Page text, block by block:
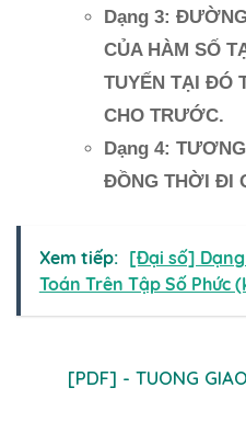
Dạng 3:
CỦA HÀM SỐ
TUYẾN TẠI ĐÓ
CHO TRƯỚC.
Dạng 4:
ĐỒNG THỜI ĐI
Xem tiếp: [Đại số] Dạng
Toán Trên Tập Số Phức
[PDF] - TUONG